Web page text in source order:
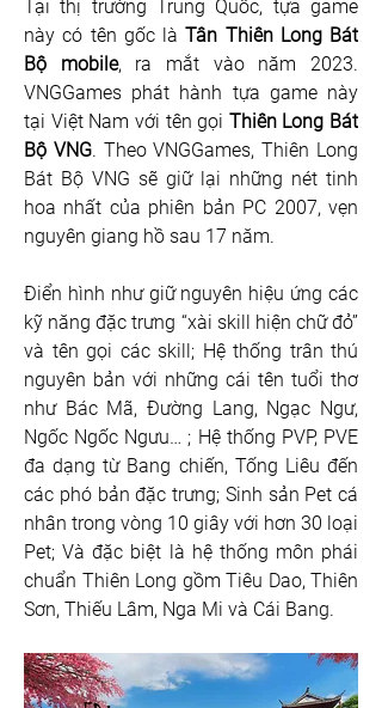
Tại thị trường Trung Quốc, tựa game
này có tên gốc là Tân Thiên Long Bát
Bộ mobile, ra mắt vào năm 2023.
VNGGames phát hành tựa game này
tại Việt Nam với tên gọi Thiên Long Bát
Bộ VNG. Theo VNGGames, Thiên Long
Bát Bộ VNG sẽ giữ lại những nét tinh
hoa nhất của phiên bản PC 2007, vẹn
nguyên giang hồ sau 17 năm.
Điển hình như giữ nguyên hiệu ứng các
kỹ năng đặc trưng “xài skill hiện chữ đỏ”
và tên gọi các skill; Hệ thống trân thú
nguyên bản với những cái tên tuổi thơ
như Bác Mã, Đường Lang, Ngạc Ngư,
Ngốc Ngốc Ngưu… ; Hệ thống PVP, PVE
đa dạng từ Bang chiến, Tống Liêu đến
các phó bản đặc trưng; Sinh sản Pet cá
nhân trong vòng 10 giây với hơn 30 loại
Pet; Và đặc biệt là hệ thống môn phái
chuẩn Thiên Long gồm Tiêu Dao, Thiên
Sơn, Thiếu Lâm, Nga Mi và Cái Bang.